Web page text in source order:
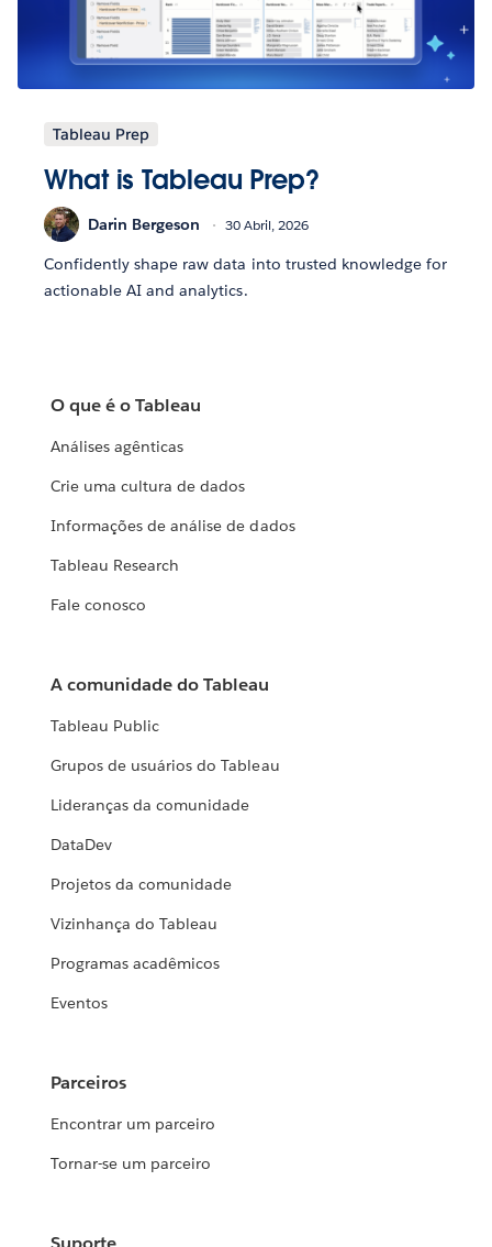
Tableau Prep
What is Tableau Prep?
Darin Bergeson 30 Abril, 2026
Confidently shape raw data into trusted knowledge for
actionable AI and analytics.
O que é o Tableau
Análises agênticas
Crie uma cultura de dados
Informações de análise de dados
Tableau Research
Fale conosco
A comunidade do Tableau
Tableau Public
Grupos de usuários do Tableau
Lideranças da comunidade
DataDev
Projetos da comunidade
Vizinhança do Tableau
Programas acadêmicos
Eventos
Parceiros
Encontrar um parceiro
Tornar-se um parceiro